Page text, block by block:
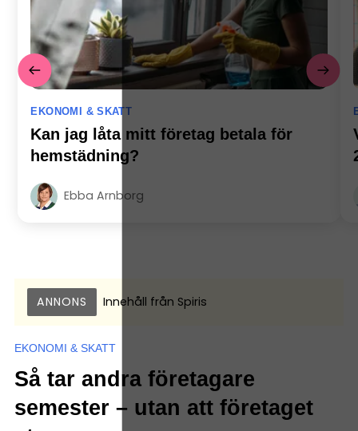
EKONOMI & SKATT
Kan jag låta mitt företag betala för
hemstädning?
Ebba Arnborg
ANNONS Innehåll från Spiris
EKONOMI & SKATT
Så tar andra företagare
semester – utan att företaget